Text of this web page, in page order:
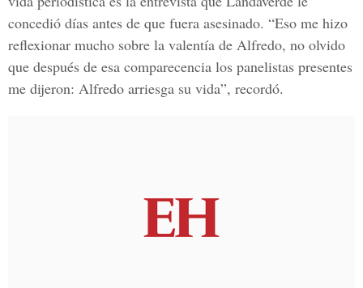
concedió días antes de que fuera asesinado. “Eso me hizo
reflexionar mucho sobre la valentía de Alfredo, no olvido
que después de esa comparecencia los panelistas presentes
me dijeron: Alfredo arriesga su vida”, recordó.